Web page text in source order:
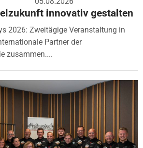
innovativ gestalten
2026: Zweitägige Veranstaltung in
Partner der
zusammen....